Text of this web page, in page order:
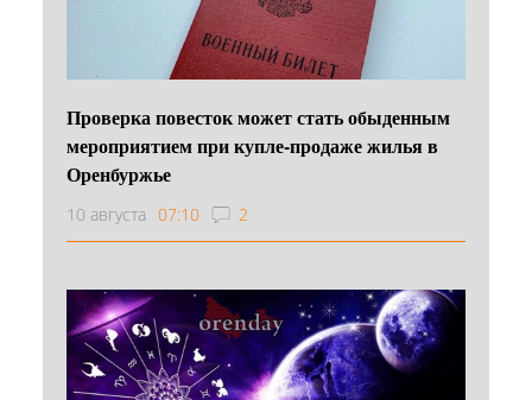
Проверка повесток может стать обыденным
мероприятием при купле-продаже жилья в
Оренбуржье
10 августа 07:10 2